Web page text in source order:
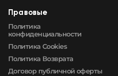
Правовые
Политика
конфиденциальности
Политика Cookies
Политика Возврата
Договор публичной оферты